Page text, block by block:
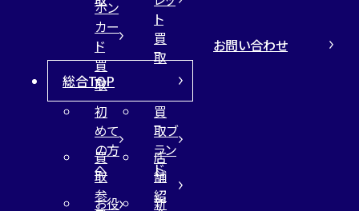
ト
買
取
ホン
カー
ド
買
取
総合TOP
初
めて
の方
へ
買
取ブ
ラン
ド
買
取
参
店
舗
紹
お役 新
お問い合わせ